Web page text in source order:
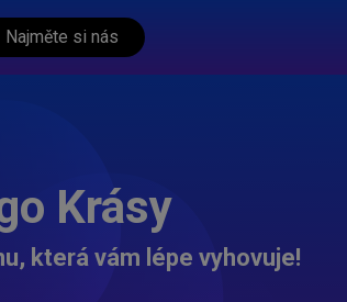
Najměte si nás
Krásy
která vám lépe vyhovuje!